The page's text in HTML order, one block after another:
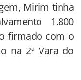
Mirim tinha
1.800
firmado com o
na 2ª Vara do